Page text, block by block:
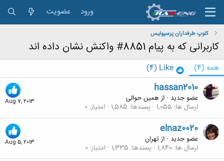
ورود عضویت
کلوپ طرفداران پرسپولیس
کاربرانی که به پیام 8851# واکنش نشان داده اند
همه (4)
Like
(4)
Aug 7, 2013
hassan2010
عضو جدید · از همین حوالی
ارسال ها 1,055 پسندها 1,585 امتیاز 0
Aug 5, 2013
elnaz0020
عضو جدید · ازتهران
ارسال ها 1,840 پسندها 1,335 امتیاز 0